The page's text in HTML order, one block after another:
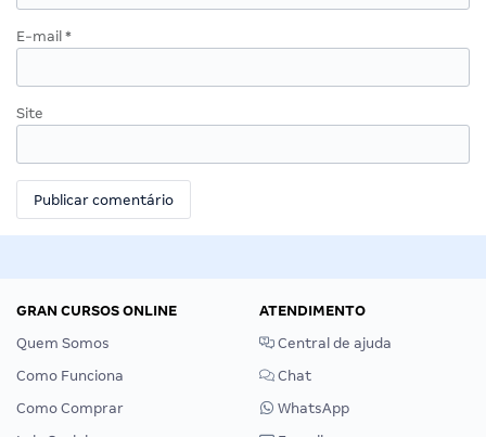
E-mail *
Site
GRAN CURSOS ONLINE
Quem Somos
Como Funciona
Como Comprar
ATENDIMENTO
Central de ajuda
Chat
WhatsApp